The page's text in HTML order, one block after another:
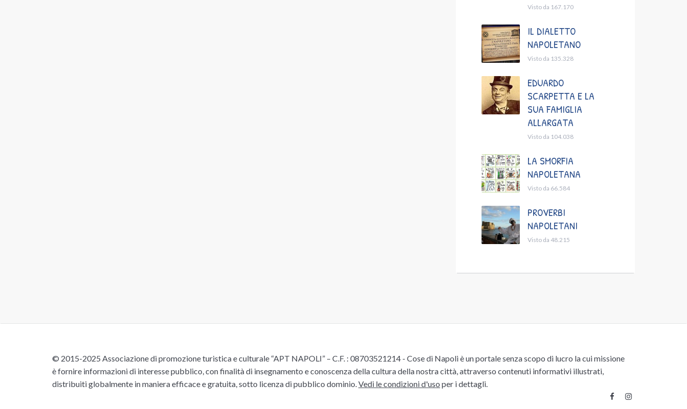
Visto da 167.170
IL DIALETTO
NAPOLETANO
Visto da 135.328
EDUARDO
SCARPETTA E LA
SUA FAMIGLIA
ALLARGATA
Visto da 104.038
LA SMORFIA
NAPOLETANA
Visto da 66.584
PROVERBI
NAPOLETANI
Visto da 48.215
© 2015-2025 Associazione di promozione turistica e culturale “APT NAPOLI” – C.F. : 08703521214 - Cose di Napoli è un portale senza scopo di lucro la cui missione
è fornire informazioni di interesse pubblico, con finalità di insegnamento e conoscenza della cultura della nostra città, attraverso contenuti informativi illustrati,
distribuiti globalmente in maniera efficace e gratuita, sotto licenza di pubblico dominio. Vedi le condizioni d'uso per i dettagli.